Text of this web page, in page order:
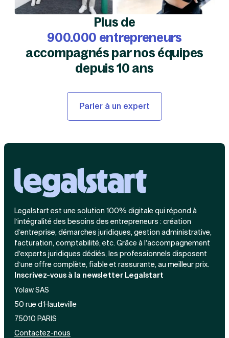
Plus de
900.000 entrepreneurs
accompagnés par nos équipes
depuis 10 ans
Parler à un expert
Legalstart est une solution 100% digitale qui répond à
l’intégralité des besoins des entrepreneurs : création
d’entreprise, démarches juridiques, gestion administrative,
facturation, comptabilité, etc. Grâce à l’accompagnement
d’experts juridiques dédiés, les professionnels disposent
d’une offre complète, fiable et rassurante, au meilleur prix.
Inscrivez-vous à la newsletter Legalstart
Yolaw SAS
50 rue d’Hauteville
75010 PARIS
Contactez-nous